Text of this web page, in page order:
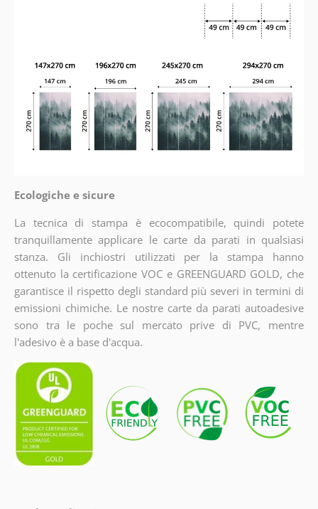
Ecologiche e sicure
La tecnica di stampa è ecocompatibile, quindi potete
tranquillamente applicare le carte da parati in qualsiasi
stanza. Gli inchiostri utilizzati per la stampa hanno
ottenuto la certificazione VOC e GREENGUARD GOLD, che
garantisce il rispetto degli standard più severi in termini di
emissioni chimiche. Le nostre carte da parati autoadesive
sono tra le poche sul mercato prive di PVC, mentre
l'adesivo è a base d'acqua.